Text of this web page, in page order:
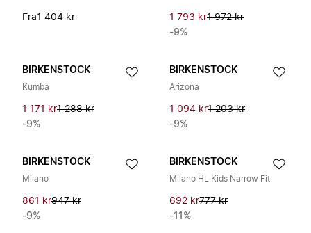
Fra1 404 kr 1 793 kr1 972 kr
-9%
BIRKENSTOCK
Kumba
1 171 kr1 288 kr
-9%
BIRKENSTOCK
Arizona
1 094 kr1 203 kr
-9%
BIRKENSTOCK
Milano
861 kr947 kr
-9%
BIRKENSTOCK
Milano HL Kids Narrow Fit
692 kr777 kr
-11%